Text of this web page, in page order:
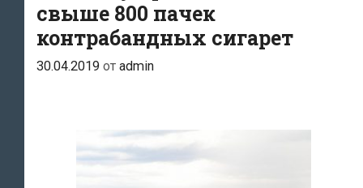
свыше 800 пачек
контрабандных сигарет
30.04.2019 от admin